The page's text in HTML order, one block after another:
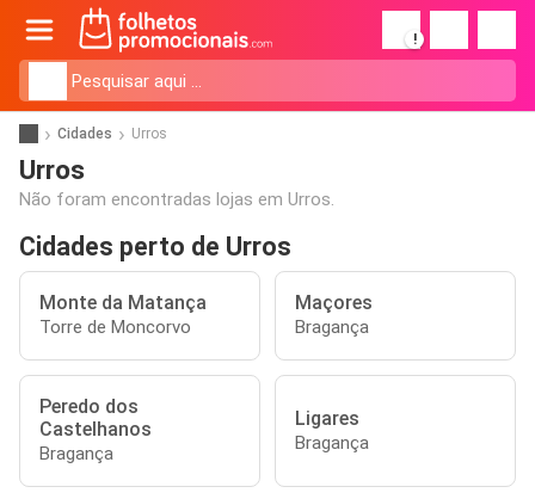
!
Cidades Urros
Urros
Não foram encontradas lojas em Urros.
Cidades perto de Urros
Monte da Matança
Torre de Moncorvo
Maçores
Bragança
Peredo dos
Castelhanos
Bragança
Ligares
Bragança